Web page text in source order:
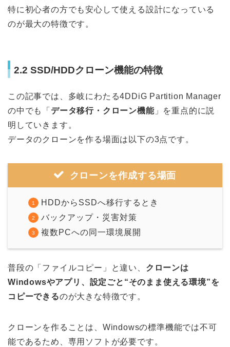
特に初心者の方でも安心して使える設計になっている
のが最大の特徴です。
2.2 SSD/HDDクローン機能の特徴
この記事では、多岐にわたる4DDiG Partition Manager
の中でも「 データ移行・クローン機能」を重点的に説
明していきます。
データのクローンを作る場面は以下の3点です。
クローンを作成する場面
HDDからSSDへ移行するとき
バックアップ・災害対策
複数PCへの同一環境展開
普段の「ファイルコピー」と違い、 クローンは
Windowsやアプリ、設定ごと“そのまま使える環境”を
コピーできるのが大きな特徴です。
クローンを作ることは、Windowsの標準機能では不可
能であるため、専用ソフトが必要です。